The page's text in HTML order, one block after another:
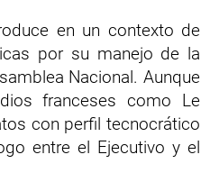
en un contexto de
por su manejo de la
Nacional. Aunque
franceses como Le
con perfil tecnocrático
entre el Ejecutivo y el